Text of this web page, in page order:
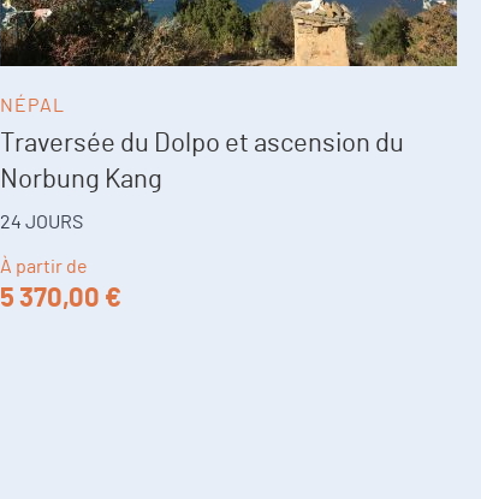
NÉPAL
Traversée du Dolpo et ascension du
Norbung Kang
24 JOURS
À partir de
5 370,00 €